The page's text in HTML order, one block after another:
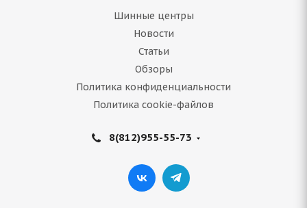
Bridgestone Blizzak DM-V3 265/50 R20 107T
Шинные центры
Новости
Статьи
Обзоры
Политика конфиденциальности
Политика cookie-файлов
8(812)955-55-73